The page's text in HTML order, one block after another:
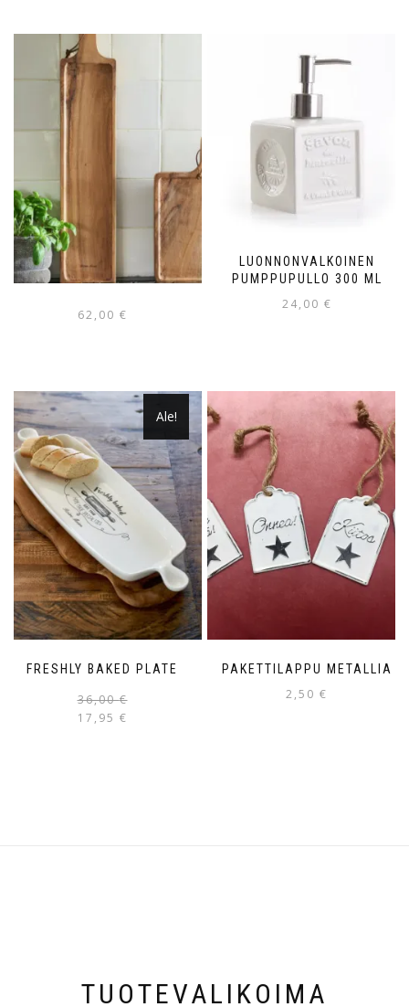
62,00 €
LUONNONVALKOINEN
PUMPPUPULLO 300 ML
24,00 €
FRESHLY BAKED PLATE
Ale!
36,00€
17,95 €
PAKETTILAPPU METALLIA
2,50 €
TUOTEVALIKOIMA